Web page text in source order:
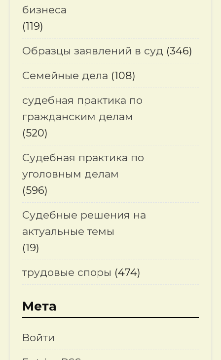
бизнеса
(119)
Образцы заявлений в суд (346)
Семейные дела (108)
судебная практика по
гражданским делам
(520)
Судебная практика по
уголовным делам
(596)
Судебные решения на
актуальные темы
(19)
трудовые споры (474)
Мета
Войти